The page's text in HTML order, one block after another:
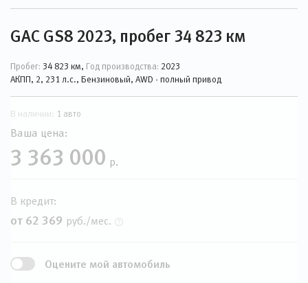
GAC GS8 2023, пробег 34 823 км
Пробег: 34 823 км, Год производства: 2023
АКПП, 2, 231 л.с., Бензиновый, AWD - полный привод
В наличии: 1 авто
Ваша цена:
3 363 000 р.
В кредит:
от 62 369 руб./мес.
Оцените мой автомобиль